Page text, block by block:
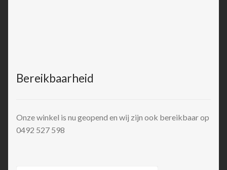
Bereikbaarheid
Onze winkel is nu geopend en wij zijn ook bereikbaar op
0492 527 598